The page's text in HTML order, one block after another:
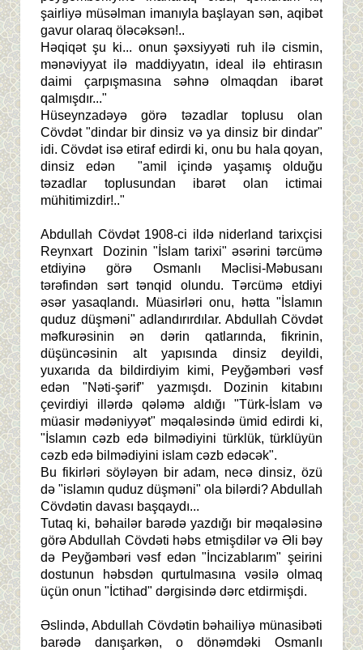
şairliyə müsəlman imanıyla başlayan sən, aqibət
gavur olaraq öləcəksən!..
Həqiqət şu ki... onun şəxsiyyəti ruh ilə cismin,
mənəviyyat ilə maddiyyatın, ideal ilə ehtirasın
daimi çarpışmasına səhnə olmaqdan ibarət
qalmışdır..."
Hüseynzadəyə görə təzadlar toplusu olan
Cövdət "dindar bir dinsiz və ya dinsiz bir dindar"
idi. Cövdət isə etiraf edirdi ki, onu bu hala qoyan,
dinsiz edən "amil içində yaşamış olduğu
təzadlar toplusundan ibarət olan ictimai
mühitimizdir!.."
Abdullah Cövdət 1908-ci ildə niderland tarixçisi
Reynxart Dozinin "İslam tarixi" əsərini tərcümə
etdiyinə görə Osmanlı Məclisi-Məbusanı
tərəfindən sərt tənqid olundu. Tərcümə etdiyi
əsər yasaqlandı. Müasirləri onu, hətta "İslamın
quduz düşməni" adlandırırdılar. Abdullah Cövdət
məfkurəsinin ən dərin qatlarında, fikrinin,
düşüncəsinin alt yapısında dinsiz deyildi,
yuxarıda da bildirdiyim kimi, Peyğəmbəri vəsf
edən "Nəti-şərif" yazmışdı. Dozinin kitabını
çevirdiyi illərdə qələmə aldığı "Türk-İslam və
müasir mədəniyyət" məqaləsində ümid edirdi ki,
"İslamın cəzb edə bilmədiyini türklük, türklüyün
cəzb edə bilmədiyini islam cəzb edəcək".
Bu fikirləri söyləyən bir adam, necə dinsiz, özü
də "islamın quduz düşməni" ola bilərdi? Abdullah
Cövdətin davası başqaydı...
Tutaq ki, bəhailər barədə yazdığı bir məqaləsinə
görə Abdullah Cövdəti həbs etmişdilər və Əli bəy
də Peyğəmbəri vəsf edən "İncizablarım" şeirini
dostunun həbsdən qurtulmasına vəsilə olmaq
üçün onun "İctihad" dərgisində dərc etdirmişdi.
Əslində, Abdullah Cövdətin bəhailiyə münasibəti
barədə danışarkən, o dönəmdəki Osmanlı